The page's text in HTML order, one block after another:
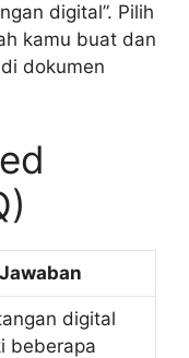
digital”. Pilih
kamu buat dan
dokumen
Jawaban
digital
beberapa